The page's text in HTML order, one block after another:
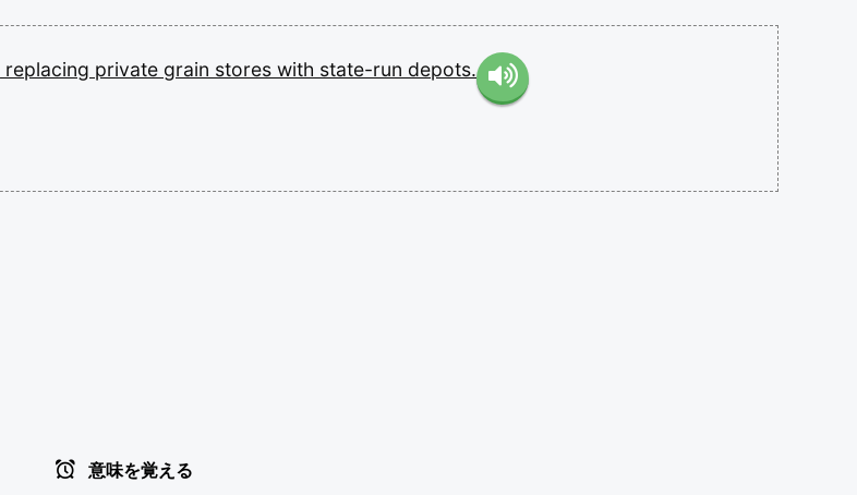
replacing private grain stores with state-run depots.
意味を覚える